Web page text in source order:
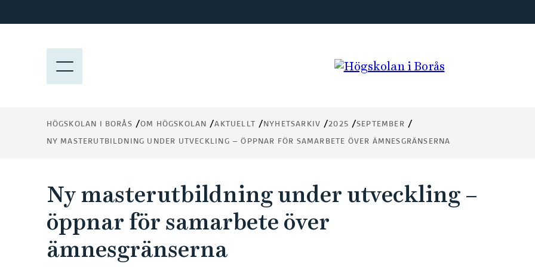
o
N
HÖGSKOLAN I BORÅS OM HÖGSKOLAN AKTUELLT NYHETSARKIV 2025 SEPTEMBER
NY MASTERUTBILDNING UNDER UTVECKLING – ÖPPNAR FÖR SAMARBETE ÖVER ÄMNESGRÄNSERNA
Ny masterutbildning under utveckling –
öppnar för samarbete över
ämnesgränserna